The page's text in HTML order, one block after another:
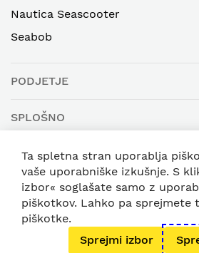
Nautica Seascooter
Seabob
PODJETJE
SPLOŠNO
E-NOVICE
© 2025 Ski & Sea d.o.o. Vse
Ta spletna stran uporablja
vaše uporabniške izkušnje. S
izbor« soglašate samo z
piškotkov. Lahko pa sprejmete
piškotke.
Sprejmi izbor